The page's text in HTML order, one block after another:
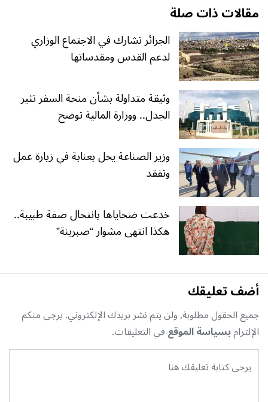
مقالات ذات صلة
الجزائر تشارك في الاجتماع الوزاري
لدعم القدس ومقدساتها
وثيقة متداولة بشأن منحة السفر تثير
الجدل.. ووزارة المالية توضح
وزير الصناعة يحل بعنابة في زيارة عمل
وتفقد
خدعت ضحاياها بانتحال صفة طبيبة..
هكذا انتهى مشوار “صبرينة”
أضف تعليقك
جميع الحقول مطلوبة, ولن يتم نشر بريدك الإلكتروني. يرجى منكم
الإلتزامبسياسة الموقعفي التعليقات.